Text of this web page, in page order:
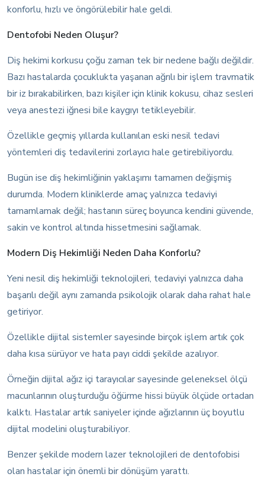
konforlu, hızlı ve öngörülebilir hale geldi.
Dentofobi Neden Oluşur?
Diş hekimi korkusu çoğu zaman tek bir nedene bağlı değildir.
Bazı hastalarda çocuklukta yaşanan ağrılı bir işlem travmatik
bir iz bırakabilirken, bazı kişiler için klinik kokusu, cihaz sesleri
veya anestezi iğnesi bile kaygıyı tetikleyebilir.
Özellikle geçmiş yıllarda kullanılan eski nesil tedavi
yöntemleri diş tedavilerini zorlayıcı hale getirebiliyordu.
Bugün ise diş hekimliğinin yaklaşımı tamamen değişmiş
durumda. Modern kliniklerde amaç yalnızca tedaviyi
tamamlamak değil; hastanın süreç boyunca kendini güvende,
sakin ve kontrol altında hissetmesini sağlamak.
Modern Diş Hekimliği Neden Daha Konforlu?
Yeni nesil diş hekimliği teknolojileri, tedaviyi yalnızca daha
başarılı değil aynı zamanda psikolojik olarak daha rahat hale
getiriyor.
Özellikle dijital sistemler sayesinde birçok işlem artık çok
daha kısa sürüyor ve hata payı ciddi şekilde azalıyor.
Örneğin dijital ağız içi tarayıcılar sayesinde geleneksel ölçü
macunlarının oluşturduğu öğürme hissi büyük ölçüde ortadan
kalktı. Hastalar artık saniyeler içinde ağızlarının üç boyutlu
dijital modelini oluşturabiliyor.
Benzer şekilde modern lazer teknolojileri de dentofobisi
olan hastalar için önemli bir dönüşüm yarattı.